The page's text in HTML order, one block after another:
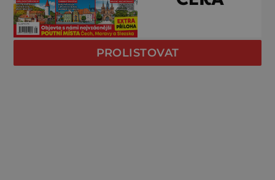
PROLISTOVAT